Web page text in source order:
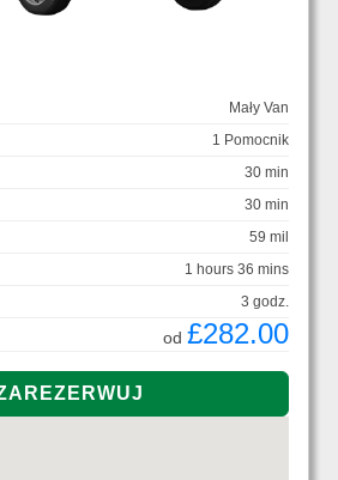
Mały Van
1 Pomocnik
30 min
30 min
59 mil
1 hours 36 mins
3 godz.
od £282.00